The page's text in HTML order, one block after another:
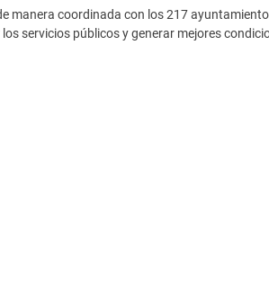
manera coordinada con los 217
servicios públicos y generar mejores